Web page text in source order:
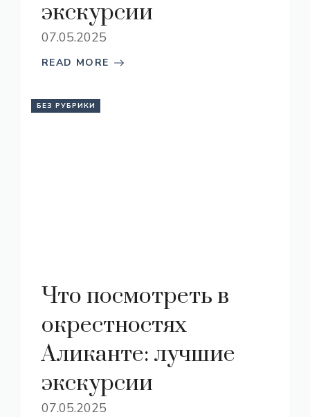
экскурсии
07.05.2025
READ MORE
БЕЗ РУБРИКИ
Что посмотреть в
окрестностях
Аликанте: лучшие
экскурсии
07.05.2025